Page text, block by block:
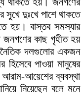
সুখে দুঃখে পাশে থাকতে
হয়। বাস্তব সমস্যার
জনগণের কাছ গৃহীত হয়
দলগুলোর একজন
পাওয়া মানুষের
আরাম-আয়েশের ব্যবস্থা
নিয়েছেন বলে মনে